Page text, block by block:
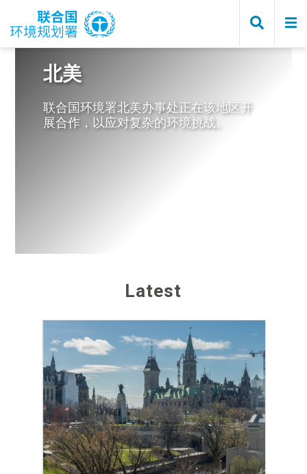
main
content
北美
联合国环境署北美办事处正在该地区开
展合作，以应对复杂的环境挑战。
Latest